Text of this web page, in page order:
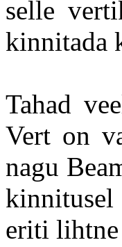
selle
kinnitada
Tahad
Vert on
nagu
eriti lihtne